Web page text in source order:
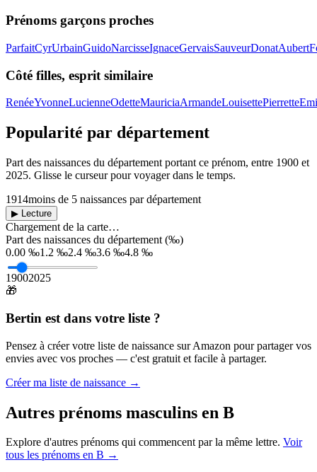
Prénoms garçons proches
ParfaitCyrUrbainGuidoNarcisseIgnaceGervaisSauveurDonatAubert
Côté filles, esprit similaire
RenéeYvonneLucienneOdetteMauriciaArmandeLouisettePierrette
Popularité par département
Part des naissances du département portant ce prénom, entre 1900 et
2025. Glisse le curseur pour voyager dans le temps.
1914moins de 5 naissances par département
▶ Lecture
Chargement de la carte…
Part des naissances du département (‰)
0.00 ‰1.2 ‰2.4 ‰3.6 ‰4.8 ‰
19002025
🎁
Bertin est dans votre liste ?
Pensez à créer votre liste de naissance sur Amazon pour partager vos
envies avec vos proches — c'est gratuit et facile à partager.
Créer ma liste de naissance →
Autres prénoms masculins en B
Explore d'autres prénoms qui commencent par la même lettre. Voir
tous les prénoms en B →